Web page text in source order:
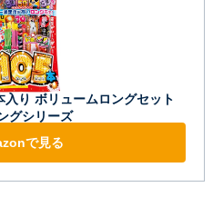
り ボリュームロングセット
グシリーズ
で見る